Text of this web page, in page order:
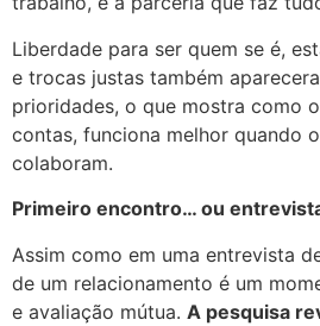
Liberdade para ser quem se é,
e trocas justas também
prioridades, o que mostra como
contas, funciona melhor quando
colaboram.
Primeiro encontro… ou
Assim como em uma entrevista
de um relacionamento é um
e avaliação mútua. A pesquisa